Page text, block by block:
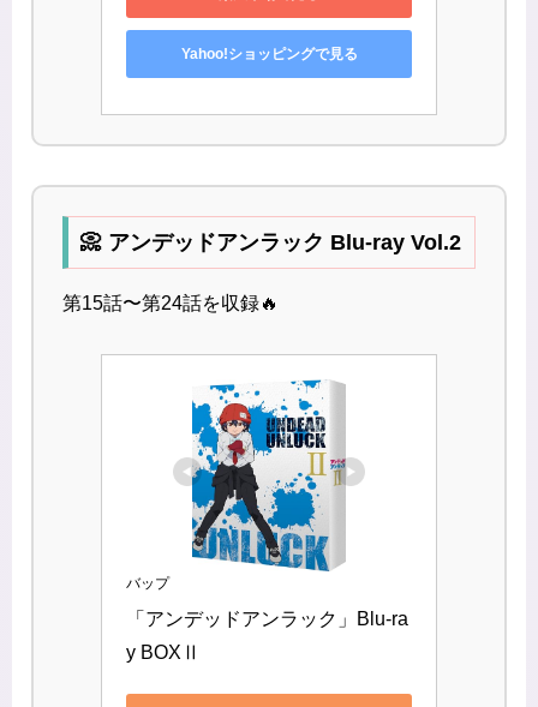
Yahoo!ショッピングで見る
📀 アンデッドアンラック Blu-ray Vol.2
第15話〜第24話を収録🔥
バップ
「アンデッドアンラック」Blu-ra
y BOXⅡ